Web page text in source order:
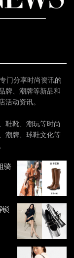
门分享时尚资讯的
牌、潮牌等新品和
动资讯。
鞋靴、潮玩等时尚
潮牌、球鞋文化等
骑